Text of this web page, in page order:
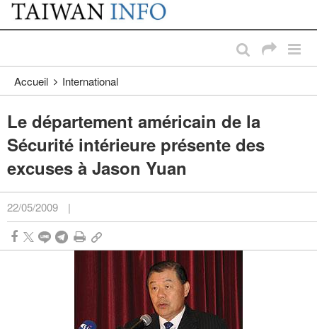
Passer au contenu principal
:::
Accueil International
Le département américain de la
Sécurité intérieure présente des
excuses à Jason Yuan
22/05/2009 |